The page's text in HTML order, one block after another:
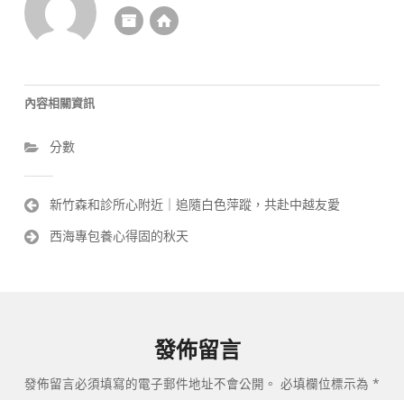
內容相關資訊
分數
文
導
新竹森和診所心附近｜追隨白色萍蹤，共赴中越友愛
西海專包養心得固的秋天
發佈留言
發佈留言必須填寫的電子郵件地址不會公開。 必填欄位標示為 *